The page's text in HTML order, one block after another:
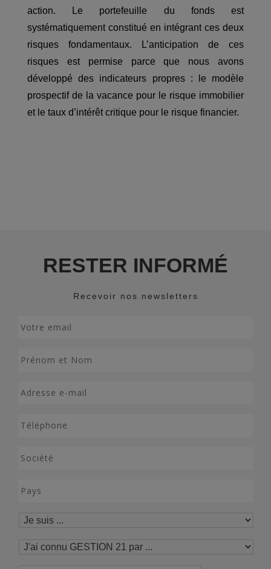
action. Le portefeuille du fonds est
systématiquement constitué en intégrant ces deux
risques fondamentaux. L’anticipation de ces
risques est permise parce que nous avons
développé des indicateurs propres : le modèle
prospectif de la vacance pour le risque immobilier
et le taux d’intérêt critique pour le risque financier.
RESTER INFORMÉ
Recevoir nos newsletters